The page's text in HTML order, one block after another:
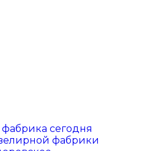
сегодня
фабрики